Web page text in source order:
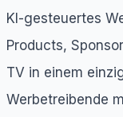
KI-gesteuertes
Products,
TV in einem
Werbetreibende